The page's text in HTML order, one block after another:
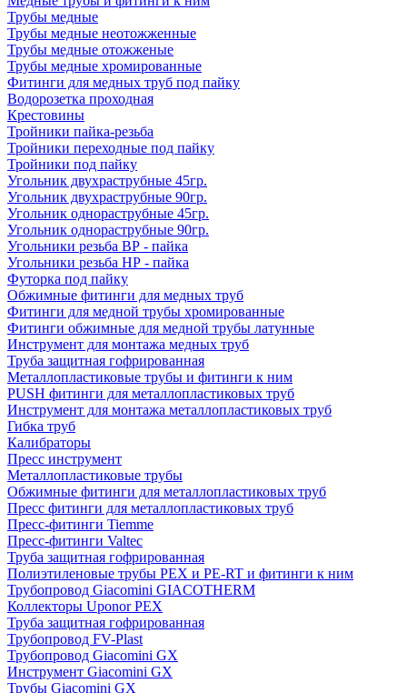
Трубы медные
Трубы медные неотожженные
Трубы медные отожженые
Трубы медные хромированные
Фитинги для медных труб под пайку
Водорозетка проходная
Крестовины
Тройники пайка-резьба
Тройники переходные под пайку
Тройники под пайку
Угольник двухраструбные 45гр.
Угольник двухраструбные 90гр.
Угольник однораструбные 45гр.
Угольник однораструбные 90гр.
Угольники резьба ВР - пайка
Угольники резьба НР - пайка
Футорка под пайку
Обжимные фитинги для медных труб
Фитинги для медной трубы хромированные
Фитинги обжимные для медной трубы латунные
Инструмент для монтажа медных труб
Труба защитная гофрированная
Металлопластиковые трубы и фитинги к ним
PUSH фитинги для металлопластиковых труб
Инструмент для монтажа металлопластиковых труб
Гибка труб
Калибраторы
Пресс инструмент
Металлопластиковые трубы
Обжимные фитинги для металлопластиковых труб
Пресс фитинги для металлопластиковых труб
Пресс-фитинги Tiemme
Пресс-фитинги Valtec
Труба защитная гофрированная
Полиэтиленовые трубы PEX и PE-RT и фитинги к ним
Трубопровод Giacomini GIACOTHERM
Коллекторы Uponor PEX
Труба защитная гофрированная
Трубопровод FV-Plast
Трубопровод Giacomini GX
Инструмент Giacomini GX
Трубы Giacomini GX